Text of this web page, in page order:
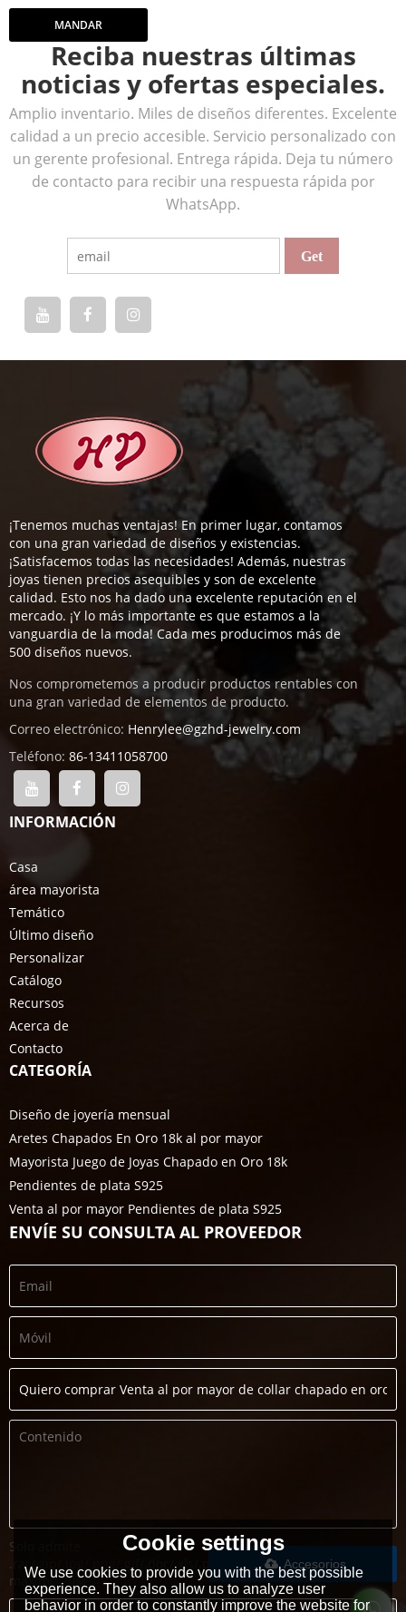
MANDAR
Reciba nuestras últimas
noticias y ofertas especiales.
Amplio inventario. Miles de diseños diferentes. Excelente
calidad a un precio accesible. Servicio personalizado con
un gerente profesional. Entrega rápida. Deja tu número
de contacto para recibir una respuesta rápida por
WhatsApp.
¡Tenemos muchas ventajas! En primer lugar, contamos
con una gran variedad de diseños y existencias.
¡Satisfacemos todas las necesidades! Además, nuestras
joyas tienen precios asequibles y son de excelente
calidad. Esto nos ha dado una excelente reputación en el
mercado. ¡Y lo más importante es que estamos a la
vanguardia de la moda! Cada mes producimos más de
500 diseños nuevos.
Nos comprometemos a producir productos rentables con
una gran variedad de elementos de producto.
Correo electrónico: Henrylee@gzhd-jewelry.com
Teléfono: 86-13411058700
INFORMACIÓN
Casa
área mayorista
Temático
Último diseño
Personalizar
Catálogo
Recursos
Acerca de
Contacto
CATEGORÍA
Diseño de joyería mensual
Aretes Chapados En Oro 18k al por mayor
Mayorista Juego de Joyas Chapado en Oro 18k
Pendientes de plata S925
Venta al por mayor Pendientes de plata S925
ENVÍE SU CONSULTA AL PROVEEDOR
Solo admite
.rar/.zip/.jpg/.png/.gif/.doc/.xls/.pdf,
máximo 20M
Accesorios
Cookie settings
We use cookies to provide you with the best possible
experience. They also allow us to analyze user
behavior in order to constantly improve the website for